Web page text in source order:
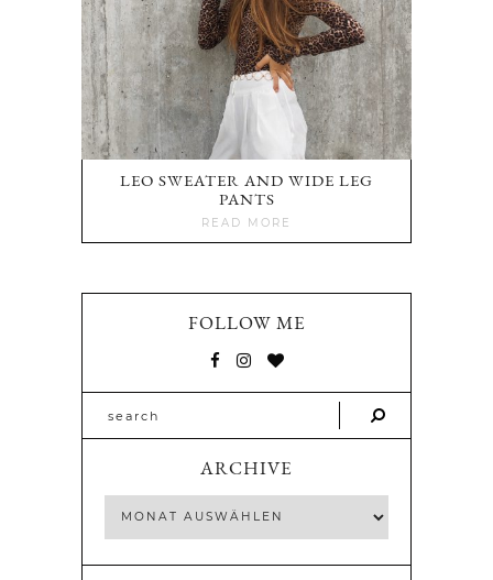
LEO SWEATER AND WIDE LEG
PANTS
READ MORE
FOLLOW ME
ARCHIVE